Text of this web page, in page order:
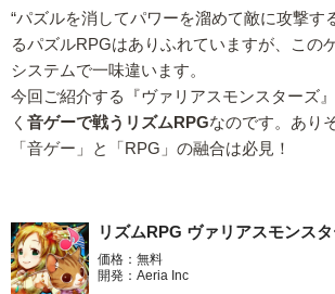
“パズルを消してパワーを溜めて敵に攻撃す
るパズルRPGはありふれていますが、この
システムで一味違います。
今回ご紹介する『ヴァリアスモンスターズ
く 音ゲーで戦うリズムRPGなのです。あり
「音ゲー」と「RPG」の融合は必見！
リズムRPG ヴァリアスモンス
価格：無料
開発：Aeria Inc